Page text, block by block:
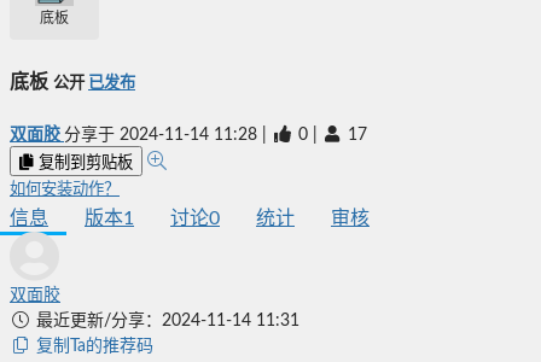
底板
底板 公开 已发布
双面胶 分享于 2024-11-14 11:28 0 17
复制到剪贴板
如何安装动作？
信息 版本1 讨论0 统计 审核
双面胶
最近更新/分享：2024-11-14 11:31
复制Ta的推荐码